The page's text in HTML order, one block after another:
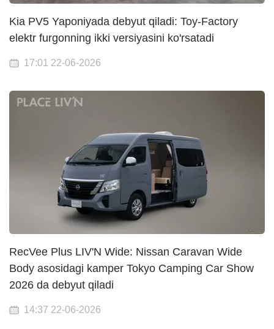
Kia PV5 Yaponiyada debyut qiladi: Toy-Factory
elektr furgonning ikki versiyasini ko'rsatadi
17:01 22-06-2026
RecVee Plus LIV'N Wide: Nissan Caravan Wide
Body asosidagi kamper Tokyo Camping Car Show
2026 da debyut qiladi
14:37 22-06-2026